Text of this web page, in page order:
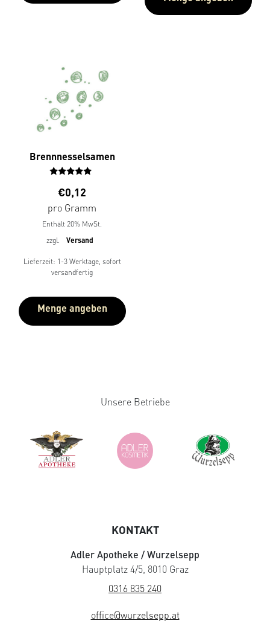
Brennnesselsamen
Bewertet
mit
4.85
von 5
€0,12
pro Gramm
Enthält 20% MwSt.
zzgl.
Versand
Lieferzeit: 1-3 Werktage, sofort
versandfertig
Menge angeben
Unsere Betriebe
KONTAKT
Adler Apotheke / Wurzelsepp
Hauptplatz 4/5, 8010 Graz
0316 835 240
office@wurzelsepp.at